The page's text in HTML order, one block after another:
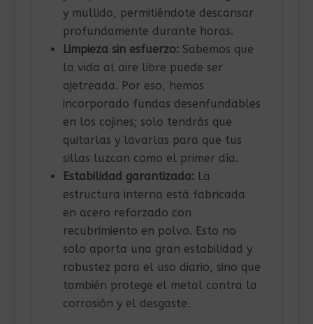
y mullido, permitiéndote descansar
profundamente durante horas.
Limpieza sin esfuerzo:Sabemos que
la vida al aire libre puede ser
ajetreada. Por eso, hemos
incorporado fundas desenfundables
en los cojines; solo tendrás que
quitarlas y lavarlas para que tus
sillas luzcan como el primer día.
Estabilidad garantizada:La
estructura interna está fabricada
en acero reforzado con
recubrimiento en polvo. Esto no
solo aporta una gran estabilidad y
robustez para el uso diario, sino que
también protege el metal contra la
corrosión y el desgaste.